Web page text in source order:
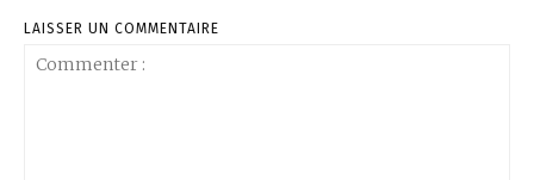
LAISSER UN COMMENTAIRE